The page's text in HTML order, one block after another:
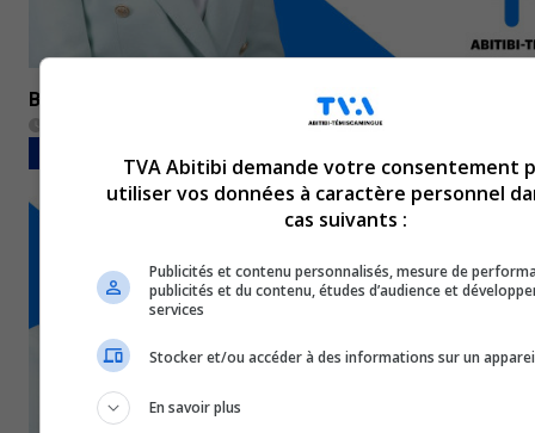
Bulletin de nouvelles du 16 août 2023
TVA Abitibi demande votre consentement
utiliser vos données à caractère personnel
cas suivants :
Publicités et contenu personnalisés, mesure de
publicités et du contenu, études d’audience et
services
Stocker et/ou accéder à des informations sur un
En savoir plus